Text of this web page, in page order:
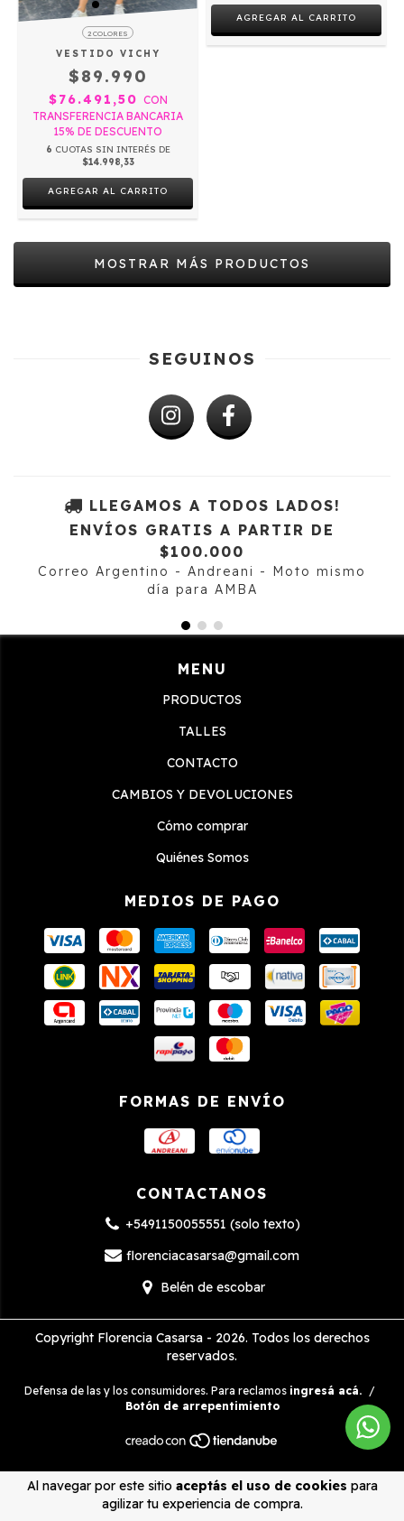
Al navegar por este sitio aceptás el uso de cookies para
agilizar tu experiencia de compra.
2 COLORES
VESTIDO VICHY
$89.990
$76.491,50 CON
TRANSFERENCIA BANCARIA
15% DE DESCUENTO
6 CUOTAS SIN INTERÉS DE
$14.998,33
AGREGAR AL CARRITO
AGREGAR AL CARRITO
MOSTRAR MÁS PRODUCTOS
SEGUINOS
LLEGAMOS A TODOS LADOS!
ENVÍOS GRATIS A PARTIR DE
$100.000
Correo Argentino - Andreani - Moto mismo
día para AMBA
MENU
PRODUCTOS
TALLES
CONTACTO
CAMBIOS Y DEVOLUCIONES
Cómo comprar
Quiénes Somos
MEDIOS DE PAGO
FORMAS DE ENVÍO
CONTACTANOS
+5491150055551 (solo texto)
florenciacasarsa@gmail.com
Belén de escobar
Copyright Florencia Casarsa - 2026. Todos los derechos
reservados.
Defensa de las y los consumidores. Para reclamos ingresá acá. /
Botón de arrepentimiento